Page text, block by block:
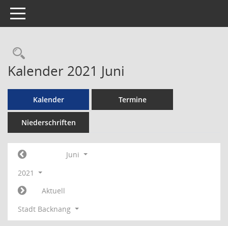
Toggle navigation
Rechercheauswahl
Kalender 2021 Juni
Kalender Termine
Niederschriften
Juni
2021
Aktuell
Stadt Backnang